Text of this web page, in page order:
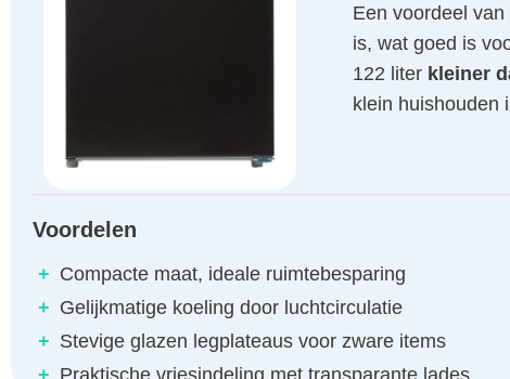
Een voordeel
is, wat goed is
122 liter kleiner
klein huishouden
Voordelen
+ Compacte maat, ideale ruimtebesparing
+ Gelijkmatige koeling door luchtcirculatie
+ Stevige glazen legplateaus voor zware items